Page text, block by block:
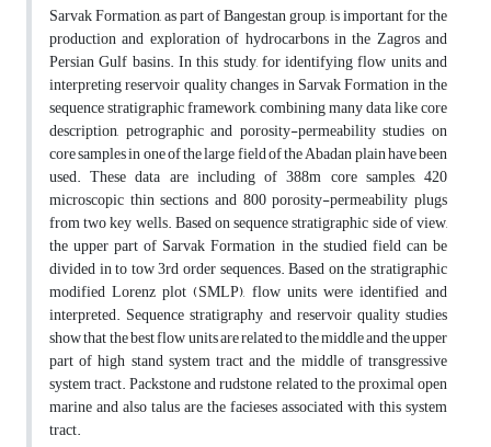
Sarvak Formation, as part of Bangestan group, is important for the
production and exploration of hydrocarbons in the Zagros and
Persian Gulf basins. In this study, for identifying flow units and
interpreting reservoir quality changes in Sarvak Formation in the
sequence stratigraphic framework, combining many data like core
description, petrographic and porosity-permeability studies on
core samples in one of the large field of the Abadan plain have been
used. These data are including of 388m core samples, 420
microscopic thin sections and 800 porosity-permeability plugs
from two key wells. Based on sequence stratigraphic side of view,
the upper part of Sarvak Formation in the studied field can be
divided in to tow 3rd order sequences. Based on the stratigraphic
modified Lorenz plot (SMLP), flow units were identified and
interpreted. Sequence stratigraphy and reservoir quality studies
show that the best flow units are related to the middle and the upper
part of high stand system tract and the middle of transgressive
system tract. Packstone and rudstone related to the proximal open
marine and also talus are the facieses associated with this system
tract.